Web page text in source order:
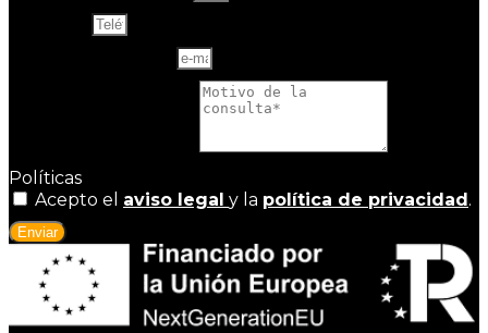
Políticas
Acepto el aviso legal y la política de privacidad.
Enviar